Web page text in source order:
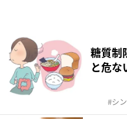
糖質制
と危な
シ